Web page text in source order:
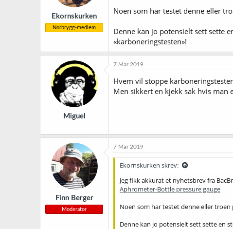
e
r
Ekornskurken
Norbrygg-medlem
Noen som har testet denne eller
Denne kan jo potensielt sett sette
«karboneringstesten»!
Miguel
7 Mar 2019
Hvem vil stoppe
Men sikkert en kjekk sak hvis
Finn Berger
Moderator
7 Mar 2019
Ekornskurken skrev:
Jeg fikk akkurat et nyhetsbrev fra
Aphrometer-Bottle pressure gauge
Noen som har testet denne eller troen
Denne kan jo potensielt sett sette en